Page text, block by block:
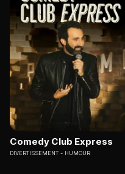
Comedy Club Express
DIVERTISSEMENT HUMOUR